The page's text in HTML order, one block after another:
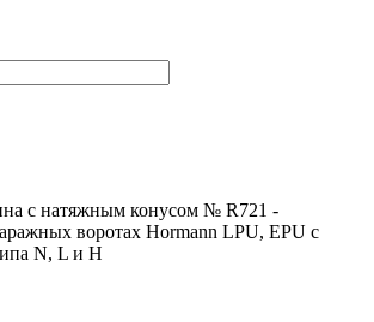
с натяжным конусом № R721 -
воротах Hormann LPU, EPU с
N, L и H